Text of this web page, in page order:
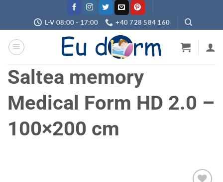
content
L-V 08:00 - 17:00 +40 728 584 160
Saltea memory
Medical Form HD 2.0 –
100×200 cm